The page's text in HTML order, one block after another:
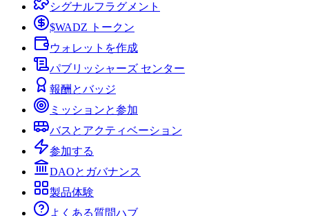
シグナルフラグメント
$WADZ トークン
ウォレットを作成
パブリッシャーズ センター
報酬とバッジ
ミッションと参加
バスとアクティベーション
参加する
DAOとガバナンス
製品体験
よくある質問ハブ